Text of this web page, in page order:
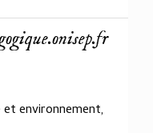
environnement,